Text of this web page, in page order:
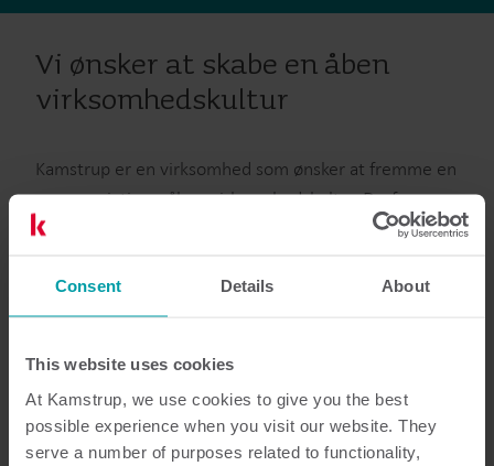
Consent Details About
This website uses cookies
At Kamstrup, we use cookies to give you the best
possible experience when you visit our website. They
serve a number of purposes related to functionality,
Vi ønsker at skabe en åben
virksomhedskultur
Kamstrup er en virksomhed som ønsker at fremme en
gennemsigtig og åben virksomhedskultur. Derfor
opfordrer vi medarbejdere og samarbejdspartnere til
eller har mistanke om overtrædelse af Kamstrups
retningslinjer, ulovlige handlinger eller andre alvorlige
mistanke - anonymt eller med kontaktoplysninger -
via Kamstrups whistleblowerportal på følgende
link:Kamstrup Whistleblower Portal